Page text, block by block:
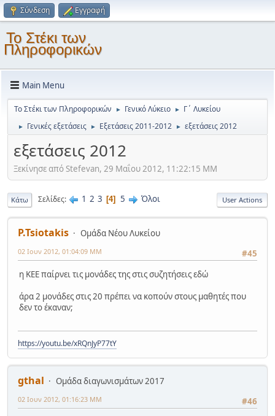
Σύνδεση Εγγραφή
Το Στέκι των
Πληροφορικών
Main Menu
Το Στέκι των Πληροφορικών ► Γενικό Λύκειο ► Γ΄ Λυκείου
► Γενικές εξετάσεις ► Εξετάσεις 2011-2012 ► εξετάσεις 2012
εξετάσεις 2012
Ξεκίνησε από Stefevan, 29 Μαΐου 2012, 11:22:15 ΜΜ
Κάτω Σελίδες 1 2 3 4 5 Όλοι User Actions
P.Tsiotakis
Ομάδα Νέου Λυκείου
#45
02 Ιουν 2012, 01:04:09 ΜΜ
η ΚΕΕ παίρνει τις μονάδες της στις συζητήσεις εδώ
άρα 2 μονάδες στις 20 πρέπει να κοπούν στους μαθητές που
δεν το έκαναν;
https://youtu.be/xRQnJyP77tY
gthal
Ομάδα διαγωνισμάτων 2017
#46
02 Ιουν 2012, 01:16:23 ΜΜ